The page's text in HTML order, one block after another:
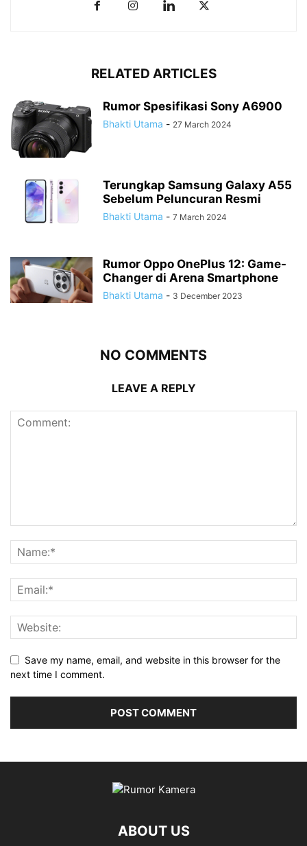
RELATED ARTICLES
Rumor Spesifikasi Sony A6900
Bhakti Utama - 27 March 2024
Terungkap Samsung Galaxy A55
Sebelum Peluncuran Resmi
Bhakti Utama - 7 March 2024
Rumor Oppo OnePlus 12: Game-
Changer di Arena Smartphone
Bhakti Utama - 3 December 2023
NO COMMENTS
LEAVE A REPLY
Save my name, email, and website in this browser for the
next time I comment.
ABOUT US